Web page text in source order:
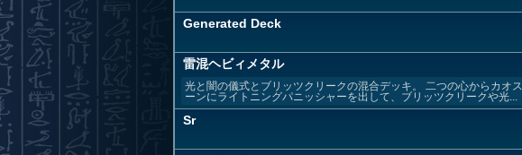
Generated Deck
雷混ヘビィメタル
光と闇の儀式とブリッツクリークの混合デッキ。 二つの心からカオ
ーンにライトニングパニッシャーを出して、ブリッツクリークや光...
Sr